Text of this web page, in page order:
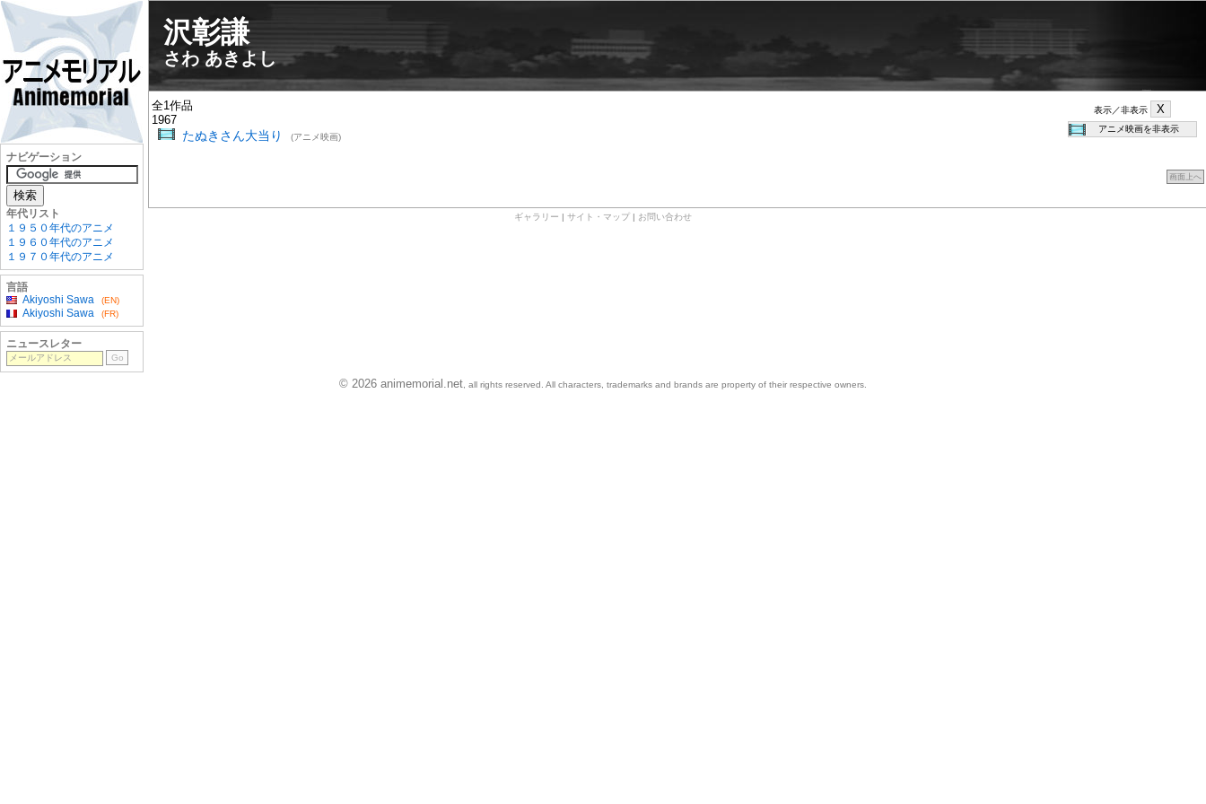
沢彰謙
さわ あきよし
表示／非表示
全1作品
1967
たぬきさん大当り (アニメ映画)
画面上へ
ギャラリー サイト・マップ お問い合わせ
ナビゲーション
年代リスト
１９５０年代のアニメ
１９６０年代のアニメ
１９７０年代のアニメ
言語
Akiyoshi Sawa
(EN)
Akiyoshi Sawa (FR)
ニュースレター
© 2026 animemorial.net , all rights reserved. All characters, trademarks and brands are property of their respective owners.